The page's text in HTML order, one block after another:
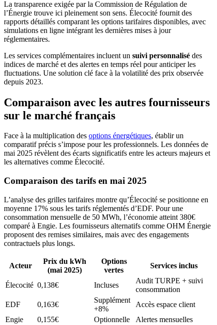
La transparence exigée par la Commission de Régulation de
l’Énergie trouve ici pleinement son sens. Élecocité fournit des
rapports détaillés comparant les options tarifaires disponibles, avec
simulations en ligne intégrant les dernières mises à jour
réglementaires.
Les services complémentaires incluent un suivi personnalisé des
indices de marché et des alertes en temps réel pour anticiper les
fluctuations. Une solution clé face à la volatilité des prix observée
depuis 2023.
Comparaison avec les autres fournisseurs
sur le marché français
Face à la multiplication des options énergétiques, établir un
comparatif précis s’impose pour les professionnels. Les données de
mai 2025 révèlent des écarts significatifs entre les acteurs majeurs et
les alternatives comme Élecocité.
Comparaison des tarifs en mai 2025
L’analyse des grilles tarifaires montre qu’Élecocité se positionne en
moyenne 17% sous les tarifs réglementés d’EDF. Pour une
consommation mensuelle de 50 MWh, l’économie atteint 380€
comparé à Engie. Les fournisseurs alternatifs comme OHM Énergie
proposent des remises similaires, mais avec des engagements
contractuels plus longs.
Acteur
Prix du kWh
(mai 2025)
Options
vertes
Services inclus
Élecocité 0,138€ Incluses
Audit TURPE + suivi
consommation
EDF
0,163€
Supplément
+8%
Accès espace client
Engie
0,155€ Optionnelle
Alertes mensuelles